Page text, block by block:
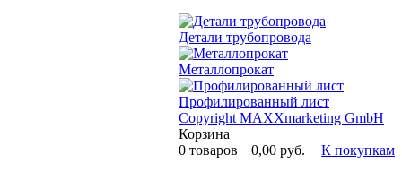
Детали трубопровода
Металлопрокат
Профилированный лист
Copyright MAXXmarketing GmbH
Корзина
0 товаров 0,00 руб.
К покупкам